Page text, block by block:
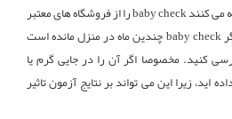
بعضی از کارشناسان توصیه می کنند baby check را از فروشگاه های معتبر
خریداری کنید. همچنین اگر baby check چندین ماه در منزل مانده است
کنید. مخصوصا اگر آن را در جایی گرم یا
زیرا این می تواند بر نتایج آزمون تاثیر